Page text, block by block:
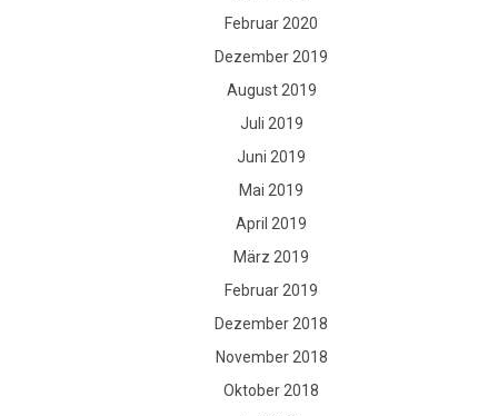
Februar 2020
Dezember 2019
August 2019
Juli 2019
Juni 2019
Mai 2019
April 2019
März 2019
Februar 2019
Dezember 2018
November 2018
Oktober 2018